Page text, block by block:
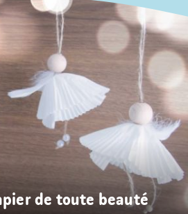
de toute beauté